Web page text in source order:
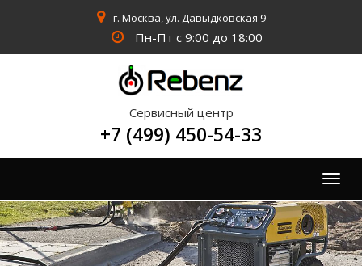
г. Москва, ул. Давыдковская 9
Пн-Пт с 9:00 до 18:00
Сервисный центр
+7 (499) 450-54-33